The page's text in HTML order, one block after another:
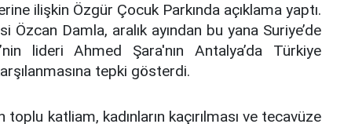
ilişkin Özgür Çocuk Parkında açıklama yaptı.
Özcan Damla, aralık ayından bu yana Suriye’de
lideri Ahmed Şara'nın Antalya’da Türkiye
tepki gösterdi.
katliam, kadınların kaçırılması ve tecavüze